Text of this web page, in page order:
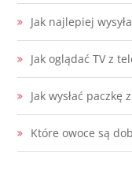
Jak najlepiej
Jak oglądać TV z
Jak wysłać paczkę
Które owoce są